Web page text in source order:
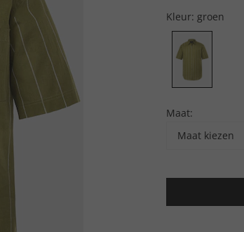
Kleur: groen
Maat:
Maat kiezen